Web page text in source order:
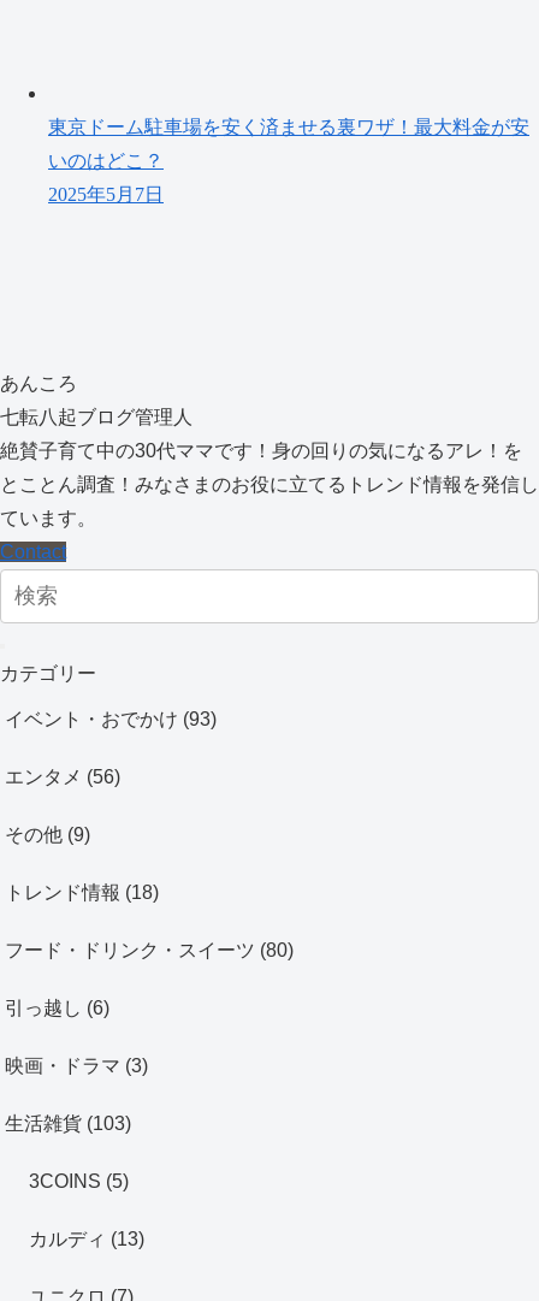
東京ドーム駐車場を安く済ませる裏ワザ！最大料金が安
いのはどこ？
2025年5月7日
あんころ
七転八起ブログ管理人
絶賛子育て中の30代ママです！身の回りの気になるアレ！を
とことん調査！みなさまのお役に立てるトレンド情報を発信し
ています。
Contact
カテゴリー
イベント・おでかけ (93)
エンタメ (56)
その他 (9)
トレンド情報 (18)
フード・ドリンク・スイーツ (80)
引っ越し (6)
映画・ドラマ (3)
生活雑貨 (103)
3COINS (5)
カルディ (13)
ユニクロ (7)